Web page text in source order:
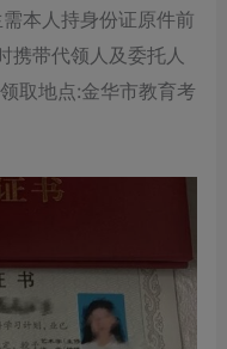
本人持身份证原件前
携带代领人及委托人
取地点:金华市教育考